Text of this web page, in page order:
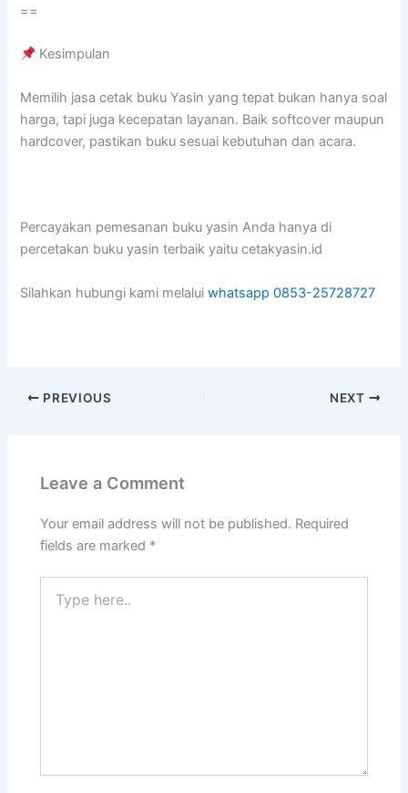
==
Kesimpulan
Memilih jasa cetak buku Yasin yang tepat bukan hanya soal
harga, tapi juga kecepatan layanan. Baik softcover maupun
hardcover, pastikan buku sesuai kebutuhan dan acara.
Percayakan pemesanan buku yasin Anda hanya di
percetakan buku yasin terbaik yaitu cetakyasin.id
Silahkan hubungi kami melaluiwhatsapp 0853-25728727
PREVIOUS NEXT
Leave a Comment
Your email address will not be published. Required
fields are marked *
here..